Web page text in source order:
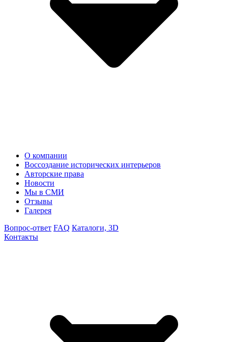
О компании
Воссоздание исторических интерьеров
Авторские права
Новости
Мы в СМИ
Отзывы
Галерея
Вопрос-ответ FAQ Каталоги, 3D
Контакты